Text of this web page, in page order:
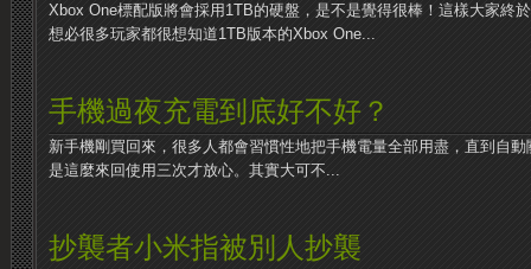
Xbox One標配版將會採用1TB的硬盤，是不是覺得很棒！這樣大家終
想必很多玩家都很想知道1TB版本的Xbox One...
手機過夜充電到底好不好？
新手機剛買回來，很多人都會習慣性地把手機電量全部用盡，直到自
是這麼來回使用三次才放心。其實大可不...
抄襲者小米指被別人抄襲